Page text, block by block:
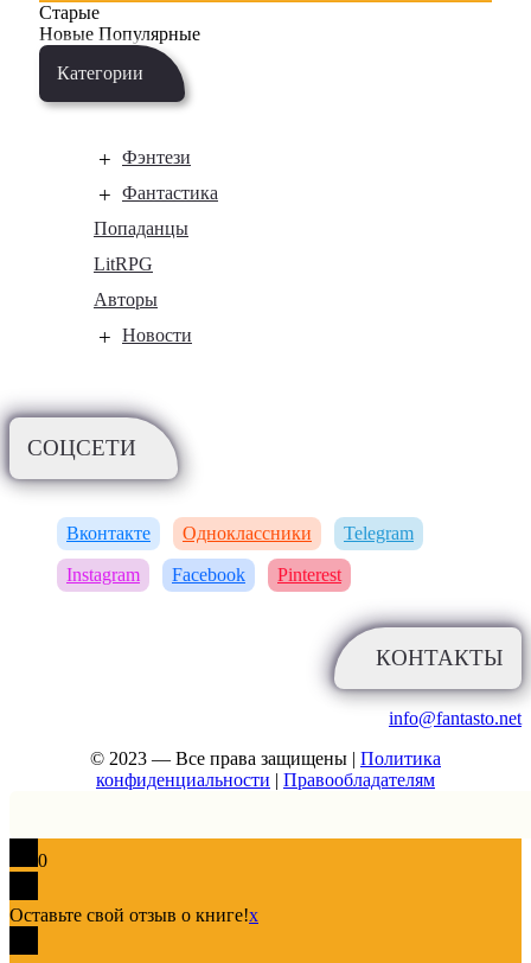
Старые
Новые Популярные
Категории
Фэнтези
Фантастика
Попаданцы
LitRPG
Авторы
Новости
СОЦСЕТИ
Вконтакте Одноклассники Telegram
Instagram Facebook Pinterest
КОНТАКТЫ
info@fantasto.net
© 2023 — Все права защищены | Политика
конфиденциальности | Правообладателям
0
Оставьте свой отзыв о книге!x